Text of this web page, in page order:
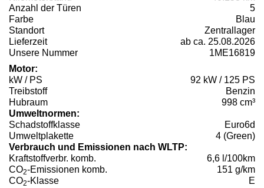
Anzahl der Türen
5
Farbe
Blau
Standort
Zentrallager
Lieferzeit
ab ca. 25.08.2026
Unsere Nummer
1ME16819
Motor:
kW / PS
92 kW / 125 PS
Treibstoff
Benzin
Hubraum
998 cm³
Umweltnormen:
Schadstoffklasse
Euro6d
Umweltplakette
4 (Green)
Verbrauch und Emissionen nach WLTP:
Kraftstoffverbr. komb.
6,6 l/100km
CO2-Emissionen komb.
151 g/km
CO2-Klasse E